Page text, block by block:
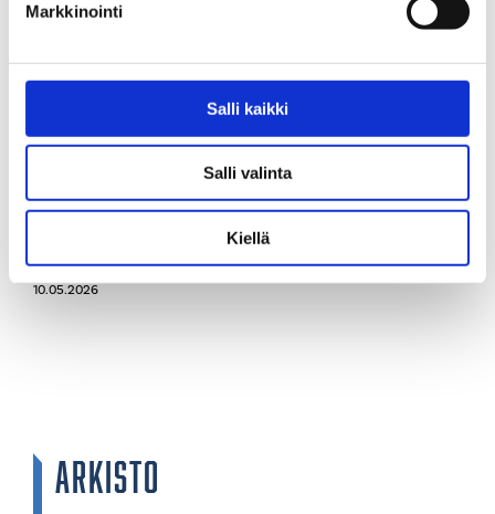
Markkinointi
Salli kaikki
Salli valinta
Kiellä
Realidea on Suomen suurin kauppakeskusmanageri 2026
10.05.2026
Arkisto